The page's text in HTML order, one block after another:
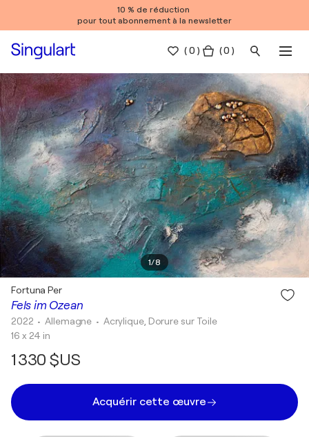
10 % de réduction
pour tout abonnement à la newsletter
(0 ) ( 0 )
1/8
Fels im Ozean
Fortuna Per
2022 • Allemagne • Acrylique, Dorure sur Toile
16 x 24 in
1 330 $US
Acquérir cette œuvre